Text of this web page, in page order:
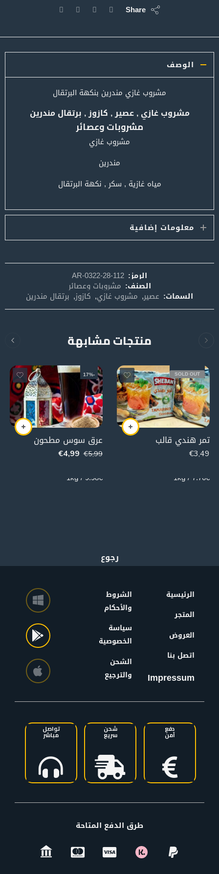
Share
الوصف
مشروب غازي مندرين بنكهة البرتقال
مشروب غازي , عصير , كازوز , برتقال مندرين
مشروبات وعصائر
مشروب غازي
مندرين
مياه غازية , سكر , نكهة البرتقال
معلومات إضافية
الرمز: AR-0322-28-112
الصنف: مشروبات وعصائر
السمات: عصير, مشروب غازي, كازوز, برتقال مندرين
منتجات مشابهة
SOLD OUT
تمر هندي قالب
€3,49
7.76€ / 1kg
-17%
عرق سوس مطحون
€5,99
€4,99
9.98€ / 1kg
الرئيسية
المتجر
العروض
اتصل بنا
Impressum
الشروط
والأحكام
سياسة
الخصوصية
الشحن
والترجيع
دفع
آمن
شحن
سريع
تواصل
مباشر
طرق الدفع المتاحة